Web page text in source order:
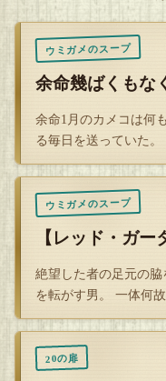
ウミガメのスープ
余命幾ばくもな
余命1月のカメコは何
る毎日を送っていた。
あるウミガメ…
ウミガメのスープ
【レッド・ガー
絶望した者の足元の
を転がす男。 一体何
20の扉